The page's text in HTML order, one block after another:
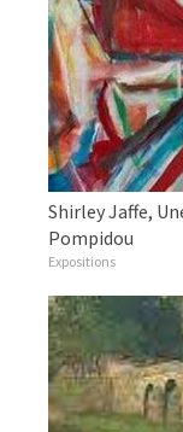
Shirley Jaffe,
Pompidou
Expositions